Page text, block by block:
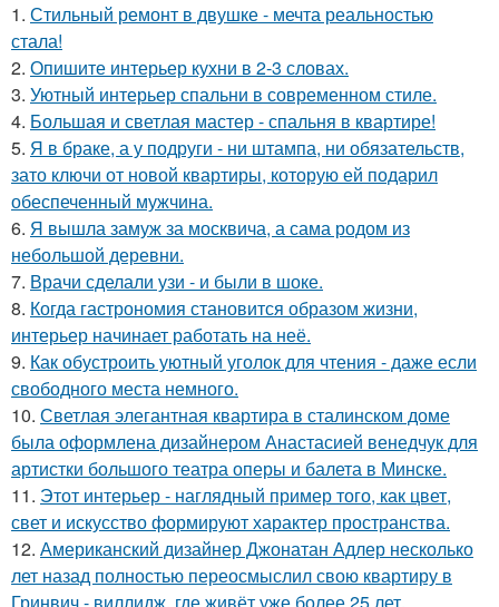
1. Стильный ремонт в двушке - мечта реальностью
стала!
2. Опишите интерьер кухни в 2-3 словах.
3. Уютный интерьер спальни в современном стиле.
4. Большая и светлая мастер - спальня в квартире!
5. Я в браке, а у подруги - ни штампа, ни обязательств,
зато ключи от новой квартиры, которую ей подарил
обеспеченный мужчина.
6. Я вышла замуж за москвича, а сама родом из
небольшой деревни.
7. Врачи сделали узи - и были в шоке.
8. Когда гастрономия становится образом жизни,
интерьер начинает работать на неё.
9. Как обустроить уютный уголок для чтения - даже если
свободного места немного.
10. Светлая элегантная квартира в сталинском доме
была оформлена дизайнером Анастасией венедчук для
артистки большого театра оперы и балета в Минске.
11. Этот интерьер - наглядный пример того, как цвет,
свет и искусство формируют характер пространства.
12. Американский дизайнер Джонатан Адлер несколько
лет назад полностью переосмыслил свою квартиру в